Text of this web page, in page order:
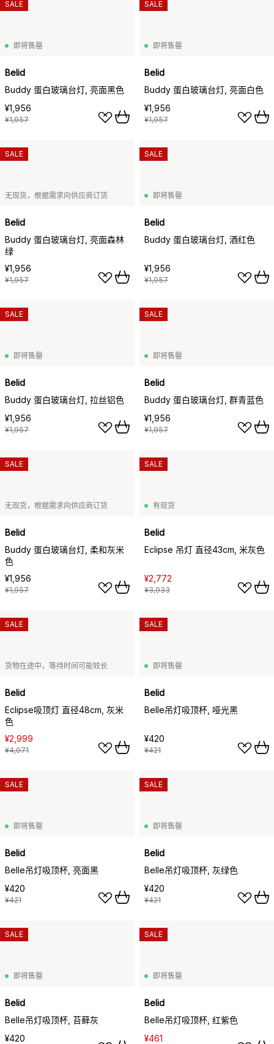
即将售罄
Belid
Buddy 蛋白玻璃台灯, 亮面黑色
¥1,956
¥1,957
SALE
即将售罄
Belid
Buddy 蛋白玻璃台灯, 亮面白色
¥1,956
¥1,957
SALE
无现货，根据需求向供应商订货
Belid
Buddy 蛋白玻璃台灯, 亮面森林
绿
¥1,956
¥1,957
SALE
即将售罄
Belid
Buddy 蛋白玻璃台灯, 酒红色
¥1,956
¥1,957
SALE
即将售罄
Belid
Buddy 蛋白玻璃台灯, 拉丝铝色
¥1,956
¥1,957
SALE
即将售罄
Belid
Buddy 蛋白玻璃台灯, 群青蓝色
¥1,956
¥1,957
SALE
无现货，根据需求向供应商订货
Belid
Buddy 蛋白玻璃台灯, 柔和灰米
色
¥1,956
¥1,957
SALE
有现货
Belid
Eclipse 吊灯 直径43cm, 米灰色
¥2,772
¥3,933
SALE
货物在途中，等待时间可能较长
Belid
Eclipse吸顶灯 直径48cm, 灰米
色
¥2,999
¥4,071
SALE
即将售罄
Belid
Belle吊灯吸顶杯, 哑光黑
¥420
¥421
SALE
即将售罄
Belid
Belle吊灯吸顶杯, 亮面黑
¥420
¥421
SALE
即将售罄
Belid
Belle吊灯吸顶杯, 灰绿色
¥420
¥421
SALE
即将售罄
Belid
Belle吊灯吸顶杯, 苔藓灰
¥420
SALE
即将售罄
Belid
Belle吊灯吸顶杯, 红紫色
¥461
SALE